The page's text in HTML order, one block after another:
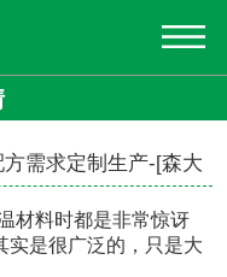
需求定制生产-[森大
材料时都是非常惊讶
实是很广泛的，只是大